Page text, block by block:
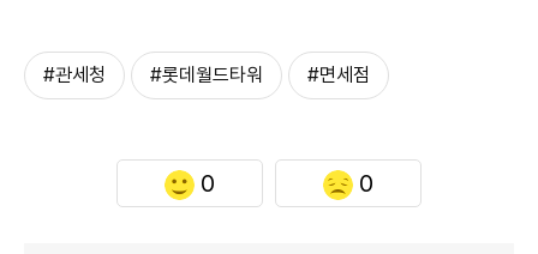
#관세청 #롯데월드타워 #면세점
0 0